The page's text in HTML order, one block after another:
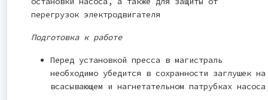
перегрузок электродвигателя
Подготовка к работе
Перед установкой пресса в магистраль
необходимо убедится в сохранности заглушек на
всасывающем и нагнетательном патрубках насоса